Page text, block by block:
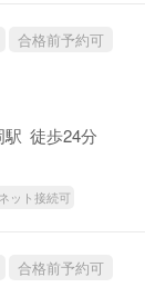
合格前予約可
駅 徒歩24分
ネット接続可
合格前予約可